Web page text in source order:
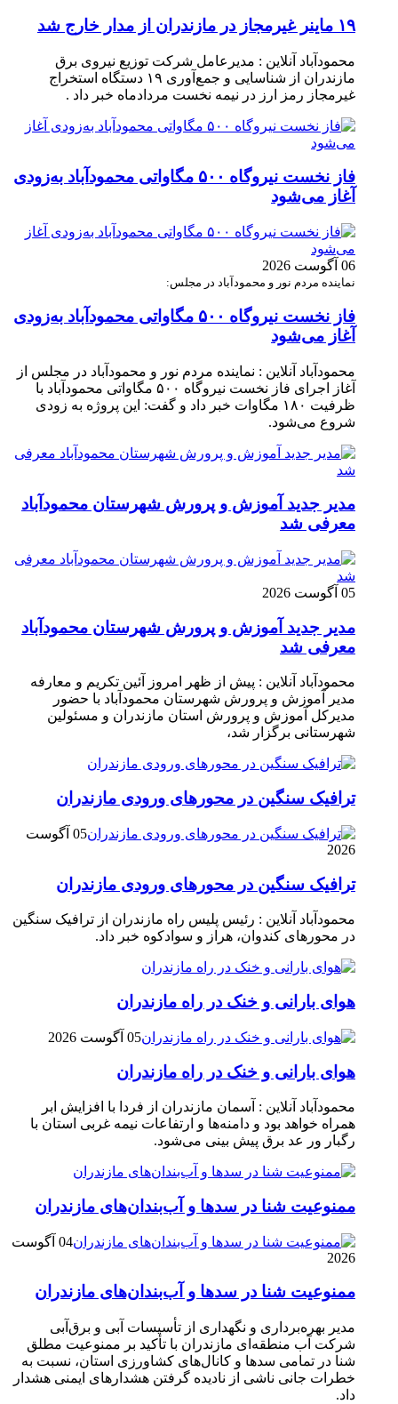
۱۹ ماینر غیرمجاز در مازندران از مدار خارج شد
محمودآباد آنلاین : مدیرعامل شرکت توزیع نیروی برق
مازندران از شناسایی و جمع‌آوری ۱۹ دستگاه استخراج
غیرمجاز رمز ارز در نیمه نخست مردادماه خبر داد .
فاز نخست نیروگاه ۵۰۰ مگاواتی محمودآباد به‌زودی
آغاز می‌شود
06 آگوست 2026
نماینده مردم نور و محمودآباد در مجلس:
فاز نخست نیروگاه ۵۰۰ مگاواتی محمودآباد به‌زودی
آغاز می‌شود
محمودآباد آنلاین : نماینده مردم نور و محمودآباد در مجلس از
آغاز اجرای فاز نخست نیروگاه ۵۰۰ مگاواتی محمودآباد با
ظرفیت ۱۸۰ مگاوات خبر داد و گفت: این پروژه به زودی
شروع می‌شود.
مدیر جدید آموزش و پرورش شهرستان محمودآباد
معرفی شد
05 آگوست 2026
مدیر جدید آموزش و پرورش شهرستان محمودآباد
معرفی شد
محمودآباد آنلاین : پیش از ظهر امروز آئین تکریم و معارفه
مدیر آموزش و پرورش شهرستان محمودآباد با حضور
مدیرکل آموزش و پرورش استان مازندران و مسئولین
شهرستانی برگزار شد،
ترافیک سنگین در محور‌های ورودی مازندران
05 آگوست
2026
ترافیک سنگین در محور‌های ورودی مازندران
محمودآباد آنلاین : رئیس پلیس راه مازندران از ترافیک سنگین
در محور‌های کندوان، هراز و سوادکوه خبر داد.
هوای بارانی و خنک در راه مازندران
05 آگوست 2026
هوای بارانی و خنک در راه مازندران
محمودآباد آنلاین : آسمان مازندران از فردا با افزایش ابر
همراه خواهد بود و دامنه‌ها و ارتفاعات نیمه غربی استان با
رگبار ور عد برق پیش بینی می‌شود.
ممنوعیت شنا در سدها و آب‌بندان‌‌های مازندران
04 آگوست
2026
ممنوعیت شنا در سدها و آب‌بندان‌‌های مازندران
مدیر بهره‌برداری و نگهداری از تأسیسات آبی و برق‌آبی
شرکت آب منطقه‌ای مازندران با تأکید بر ممنوعیت مطلق
شنا در تمامی سدها و کانال‌های کشاورزی استان، نسبت به
خطرات جانی ناشی از نادیده گرفتن هشدارهای ایمنی هشدار
داد.